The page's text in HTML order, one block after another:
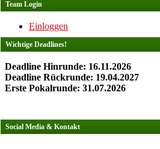
Team Login
Einloggen
Wichtige Deadlines!
Deadline Hinrunde: 16.11.2026
Deadline Rückrunde: 19.04.2027
Erste Pokalrunde: 31.07.2026
Social Media & Kontakt